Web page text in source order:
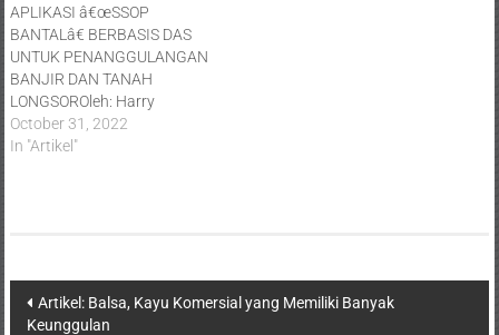
APLIKASI â€œSSOP
BANTALâ€ BERBASIS DAS
UNTUK PENANGGULANGAN
BANJIR DAN TANAH
LONGSOROleh: Harry
SantosoHarry Santoso,
(2012)Jurnal
landslide are disasters that
happen frequently across
Indonesia. Quick and
October 31, 2022
In "Artikel"
Artikel: Balsa, Kayu Komersial yang Memiliki Banyak
Keunggulan